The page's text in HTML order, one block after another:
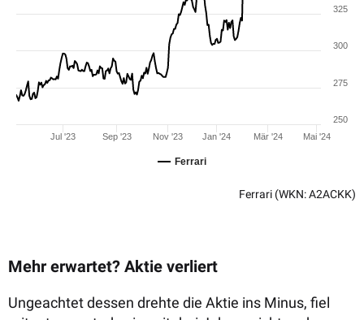
Ferrari
Jul '23 Sep '23 Nov '23 Jan '24 Mär '24 Mai '24
250
275
300
325
Ferrari (WKN: A2ACKK)
Mehr erwartet? Aktie verliert
Ungeachtet dessen drehte die Aktie ins Minus, fiel